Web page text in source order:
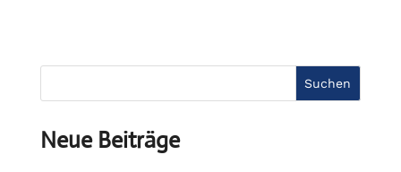
Suchen
Neue Beiträge